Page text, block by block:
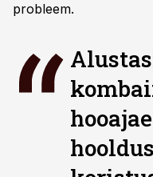
probleem.